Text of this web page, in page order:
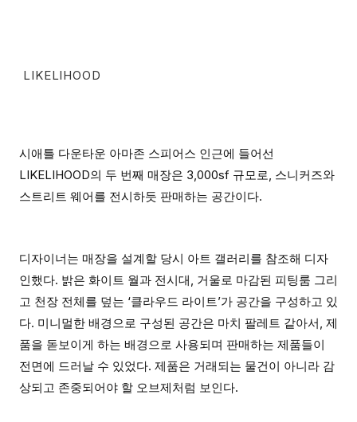
LIKELIHOOD
시애틀 다운타운 아마존 스피어스 인근에 들어선
LIKELIHOOD의 두 번째 매장은 3,000sf 규모로, 스니커즈와
스트리트 웨어를 전시하듯 판매하는 공간이다.
디자이너는 매장을 설계할 당시 아트 갤러리를 참조해 디자
인했다. 밝은 화이트 월과 전시대, 거울로 마감된 피팅룸 그리
고 천장 전체를 덮는 ‘클라우드 라이트’가 공간을 구성하고 있
다. 미니멀한 배경으로 구성된 공간은 마치 팔레트 같아서, 제
품을 돋보이게 하는 배경으로 사용되며 판매하는 제품들이
전면에 드러날 수 있었다. 제품은 거래되는 물건이 아니라 감
상되고 존중되어야 할 오브제처럼 보인다.